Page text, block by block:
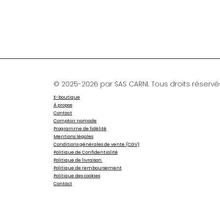
© 2025-2026 par SAS CARNI. Tous droits
E-boutique
À propos
Contact
Comptoir nomade
Programme de fidélité
Mentions légales
Conditions générales de vente (CGV)
Politique de Confidentialité
Politique de livraison
Politique de remboursement
Politique des cookies
Contact